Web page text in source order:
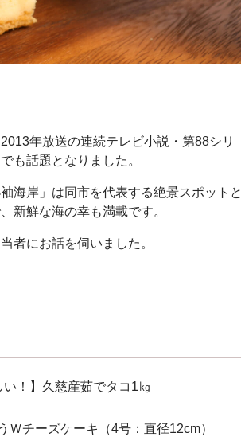
年放送の連続テレビ小説・第88シリ
も話題となりました。
海岸」は同市を代表する絶景スポットと
新鮮な海の幸も満載です。
者にお話を伺いました。
！】久慈産茹でタコ1㎏
Ｗチーズケーキ（4号：直径12cm）